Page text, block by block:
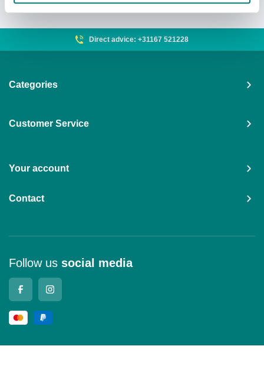
Direct advice: +31167 521228
Categories
Customer Service
Your account
Contact
Follow us social media